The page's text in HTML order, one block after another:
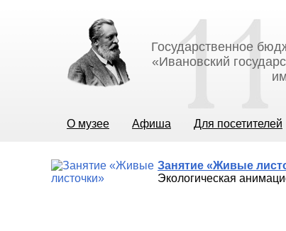
Государственное
«Ивановский
О музее Афиша Для посетителей
Занятие «Живые
Экологическая